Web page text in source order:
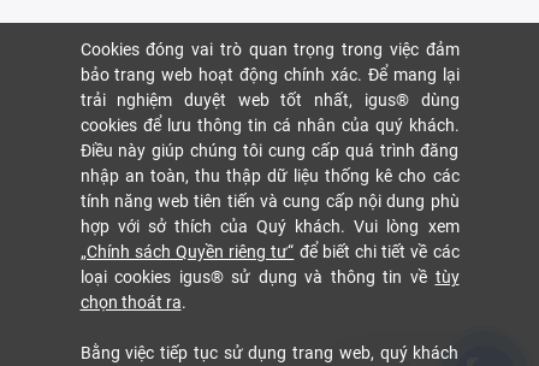
Cookies đóng vai trò quan trọng trong việc đảm
bảo trang web hoạt động chính xác. Để mang lại
trải nghiệm duyệt web tốt nhất, igus® dùng
cookies để lưu thông tin cá nhân của quý khách.
Điều này giúp chúng tôi cung cấp quá trình đăng
nhập an toàn, thu thập dữ liệu thống kê cho các
tính năng web tiên tiến và cung cấp nội dung phù
hợp với sở thích của Quý khách. Vui lòng xem
„Chính sách Quyền riêng tư“ để biết chi tiết về các
loại cookies igus® sử dụng và thông tin về tùy
chọn thoát ra.
Bằng việc tiếp tục sử dụng trang web, quý khách